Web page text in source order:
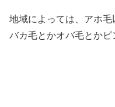
地域によっては、アホ毛
バカ毛とかオバ毛とかピ